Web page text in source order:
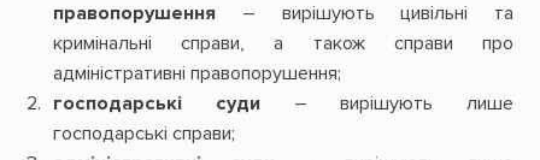
правопорушення– вирішують цивільні та
кримінальні справи, а також справи про
адміністративні правопорушення;
господарські суди– вирішують лише
господарські справи;